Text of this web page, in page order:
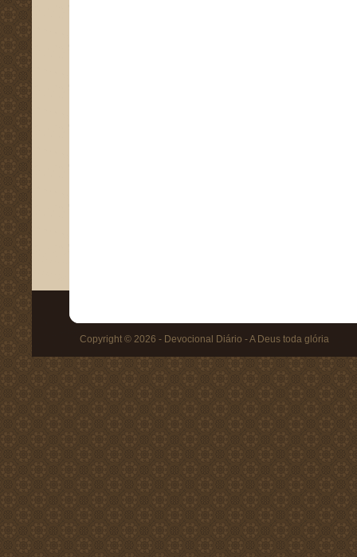
Copyright © 2026 - Devocional Diário - A Deus toda glória